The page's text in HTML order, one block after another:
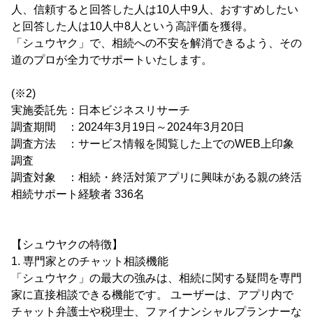
人、信頼すると回答した人は10人中9人、おすすめしたい
と回答した人は10人中8人という高評価を獲得。
「シュウヤク」で、相続への不安を解消できるよう、その
道のプロが全力でサポートいたします。
(※2)
実施委託先：日本ビジネスリサーチ
調査期間 ：2024年3月19日～2024年3月20日
調査方法 ：サービス情報を閲覧した上でのWEB上印象
調査
調査対象 ：相続・終活対策アプリに興味がある親の終活
相続サポート経験者 336名
【シュウヤクの特徴】
1. 専門家とのチャット相談機能
「シュウヤク」の最大の強みは、相続に関する疑問を専門
家に直接相談できる機能です。 ユーザーは、アプリ内で
チャット弁護士や税理士、ファイナンシャルプランナーな